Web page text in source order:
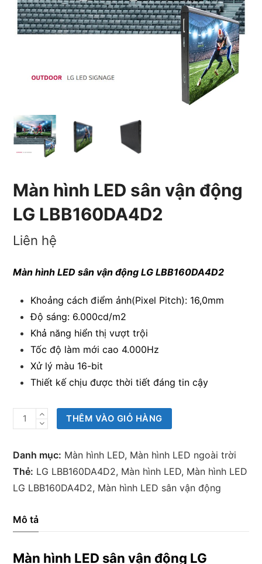
Màn hình LED sân vận động
LG LBB160DA4D2
Liên hệ
Màn hình LED sân vận động LG LBB160DA4D2
Khoảng cách điểm ảnh(Pixel Pitch): 16,0mm
Độ sáng: 6.000cd/m2
Khả năng hiển thị vượt trội
Tốc độ làm mới cao 4.000Hz
Xử lý màu 16-bit
Thiết kế chịu được thời tiết đáng tin cậy
Màn
hình
LED
sân
vận
LG
LBB160DA4D2
THÊM VÀO GIỎ HÀNG
Danh mục: Màn hình LED, Màn hình LED ngoài trời
Thẻ: LG LBB160DA4D2, Màn hình LED, Màn hình LED
LG LBB160DA4D2, Màn hình LED sân vận động
Mô tả
Màn hình LED sân vận động LG